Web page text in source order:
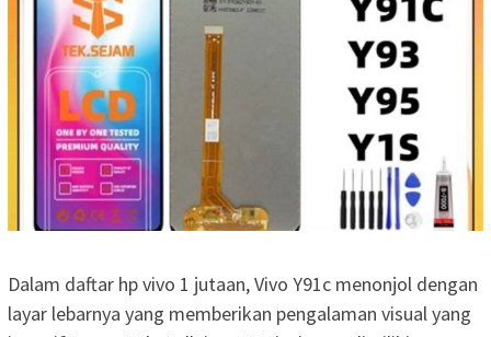
Dalam daftar hp vivo 1 jutaan, Vivo Y91c menonjol dengan
layar lebarnya yang memberikan pengalaman visual yang